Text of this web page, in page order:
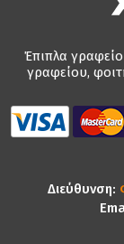
Έπιπλα
γραφείου,
Διεύθυνση: